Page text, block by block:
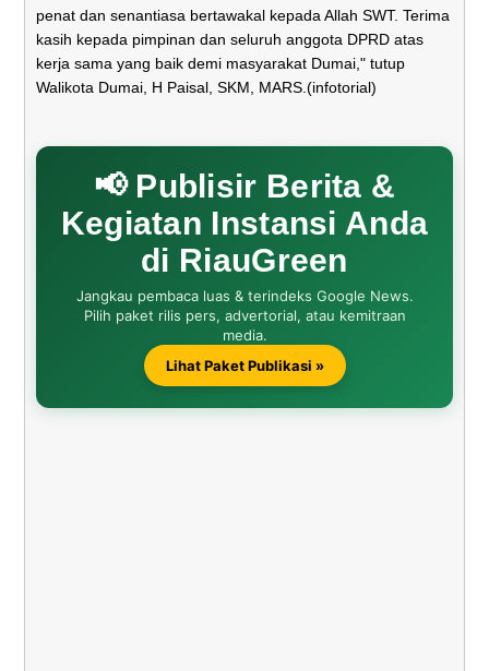
penat dan senantiasa bertawakal kepada Allah SWT. Terima
kasih kepada pimpinan dan seluruh anggota DPRD atas
kerja sama yang baik demi masyarakat Dumai," tutup
Walikota Dumai, H Paisal, SKM, MARS.(infotorial)
📢 Publisir Berita &
Kegiatan Instansi Anda
di RiauGreen
Jangkau pembaca luas & terindeks Google News.
Pilih paket rilis pers, advertorial, atau kemitraan
media.
Lihat Paket Publikasi »